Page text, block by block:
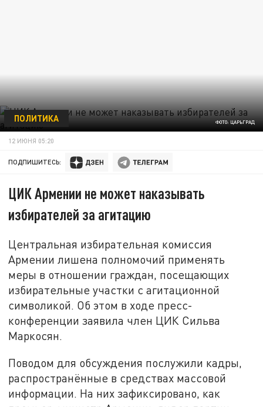
ФОТО: ЦАРЬГРАД
ПОЛИТИКА
12 ИЮНЯ 05:20
ПОДПИШИТЕСЬ:
ЦИК Армении не может наказывать
избирателей за агитацию
Центральная избирательная комиссия
Армении лишена полномочий применять
меры в отношении граждан, посещающих
избирательные участки с агитационной
символикой. Об этом в ходе пресс-
конференции заявила член ЦИК Сильва
Маркосян.
Поводом для обсуждения послужили кадры,
распространённые в средствах массовой
информации. На них зафиксировано, как